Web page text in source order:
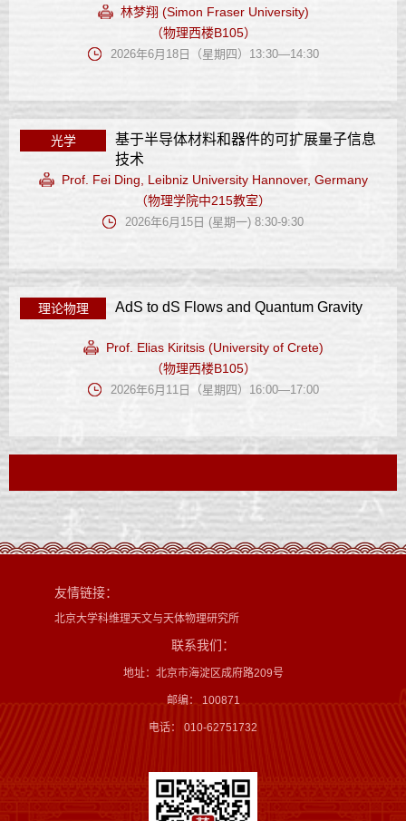
林梦翔 (Simon Fraser University)
（物理西楼B105）
2026年6月18日（星期四）13:30—14:30
光学
基于半导体材料和器件的可扩展量子信息
技术
Prof. Fei Ding, Leibniz University Hannover, Germany
（物理学院中215教室）
2026年6月15日 (星期一) 8:30-9:30
理论物理 AdS to dS Flows and Quantum Gravity
Prof. Elias Kiritsis (University of Crete)
（物理西楼B105）
2026年6月11日（星期四）16:00—17:00
友情链接：
北京大学科维理天文与天体物理研究所
联系我们：
地址：北京市海淀区成府路209号
邮编： 100871
电话： 010-62751732